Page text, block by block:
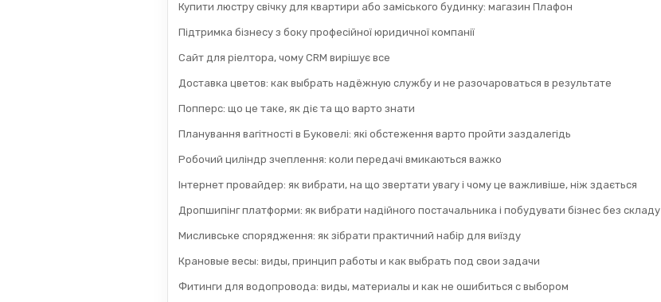
Купити люстру свічку для квартири або заміського будинку: магазин Плафон
Підтримка бізнесу з боку професійної юридичної компанії
Сайт для ріелтора, чому CRM вирішує все
Доставка цветов: как выбрать надёжную службу и не разочароваться в результате
Попперс: що це таке, як діє та що варто знати
Планування вагітності в Буковелі: які обстеження варто пройти заздалегідь
Робочий циліндр зчеплення: коли передачі вмикаються важко
Інтернет провайдер: як вибрати, на що звертати увагу і чому це важливіше, ніж здається
Дропшипінг платформи: як вибрати надійного постачальника і побудувати бізнес без складу
Мисливське спорядження: як зібрати практичний набір для виїзду
Крановые весы: виды, принцип работы и как выбрать под свои задачи
Фитинги для водопровода: виды, материалы и как не ошибиться с выбором